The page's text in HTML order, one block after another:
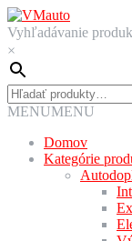
Preskočiť
na
navigáciu
Preskočiť
na
obsah
Vyhľadávanie
×
Hľadať:
MENUMENU
Domov
Kategórie